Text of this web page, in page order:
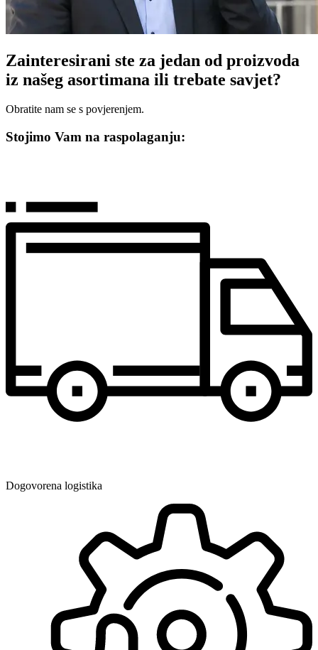
Zainteresirani ste za jedan od proizvoda
iz našeg asortimana ili trebate savjet?
Obratite nam se s povjerenjem.
Stojimo Vam na raspolaganju:
Dogovorena logistika